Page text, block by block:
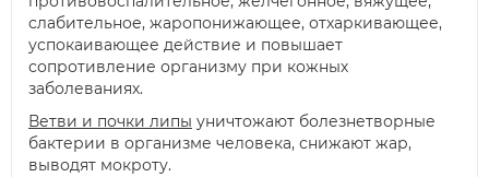
слабительное, жаропонижающее, отхаркивающее,
успокаивающее действие и повышает
сопротивление организму при кожных
заболеваниях.
Ветви и почки липы уничтожают болезнетворные
бактерии в организме человека, снижают жар,
выводят мокроту.